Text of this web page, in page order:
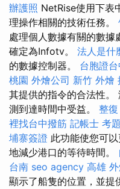
辦護照 NetRise使用下表
理操作相關的技術任務。
處理個人數據有關的數據
確定為Infotv。 法人是什
的數據控制器。 台胞證台
桃園 外燴公司 新竹 外燴
其提供的指令的合法性。
測到達時間中受益。 整
裡找台中撥筋 記帳士 考題
埔寨簽證 此功能使您可
地減少港口的等待時間。
台南 seo agency 高雄
顯示了船隻的位置，並提